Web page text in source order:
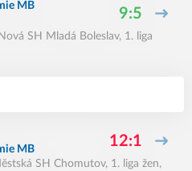
MB
9:5
Nová SH Mladá Boleslav, 1. liga
MB
12:1
SH Chomutov, 1. liga žen,